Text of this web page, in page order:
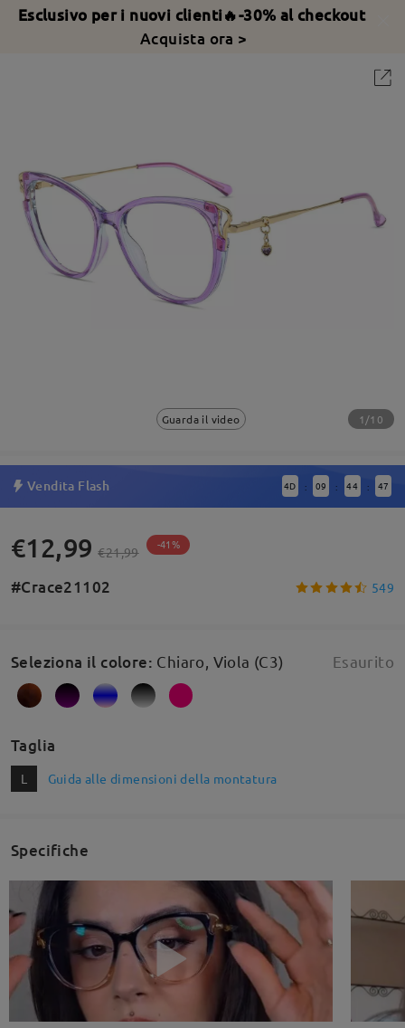
Esclusivo per i nuovi clienti🔥-30% al checkout
Acquista ora >
Guarda il video 1/10
Vendita Flash 4D : 09 : 44 : 47
€12,99 €21,99 -41%
#Crace21102 549
Seleziona il colore: Chiaro, Viola (C3) Esaurito
Taglia
L Guida alle dimensioni della montatura
Specifiche